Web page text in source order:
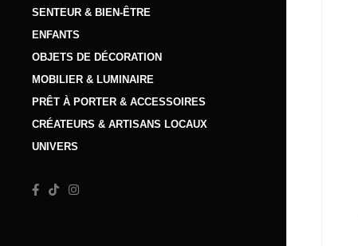
SENTEUR & BIEN-ÊTRE
ENFANTS
OBJETS DE DÉCORATION
MOBILIER & LUMINAIRE
PRÊT À PORTER & ACCESSOIRES
CRÉATEURS & ARTISANS LOCAUX
UNIVERS